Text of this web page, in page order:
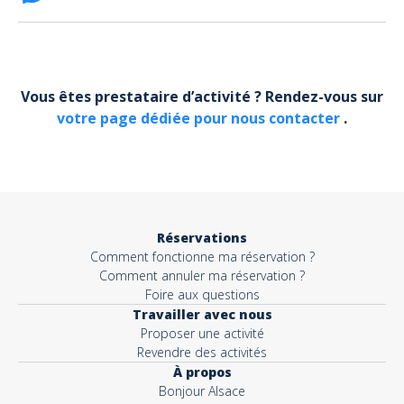
Objet*
Vous êtes prestataire d’activité ? Rendez-vous sur
votre page dédiée pour nous contacter .
Réservations
Comment fonctionne ma réservation ?
Comment annuler ma réservation ?
Foire aux questions
Travailler avec nous
Proposer une activité
Revendre des activités
À propos
Bonjour Alsace